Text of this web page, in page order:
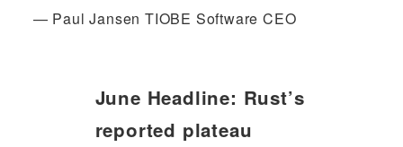
— Paul Jansen TIOBE Software CEO
June Headline: Rust’s
reported plateau